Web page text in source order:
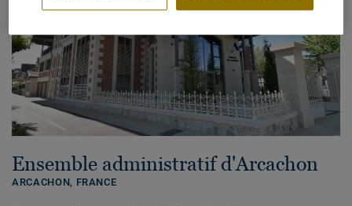
Ensemble administratif d'Arcachon
ARCACHON, FRANCE